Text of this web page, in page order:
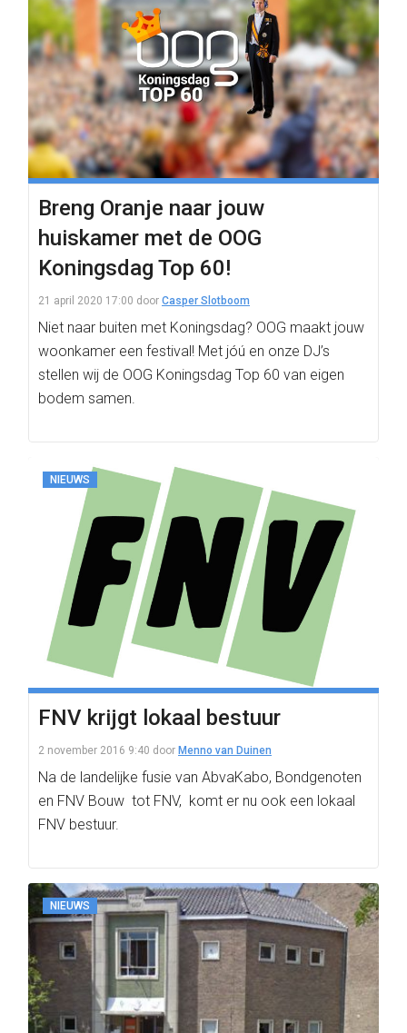
Breng Oranje naar jouw
huiskamer met de OOG
Koningsdag Top 60!
21 april 2020 17:00 door Casper Slotboom
Niet naar buiten met Koningsdag? OOG maakt jouw
woonkamer een festival! Met jóú en onze DJ’s
stellen wij de OOG Koningsdag Top 60 van eigen
bodem samen.
NIEUWS
FNV krijgt lokaal bestuur
2 november 2016 9:40 door Menno van Duinen
Na de landelijke fusie van AbvaKabo, Bondgenoten
en FNV Bouw tot FNV, komt er nu ook een lokaal
FNV bestuur.
NIEUWS